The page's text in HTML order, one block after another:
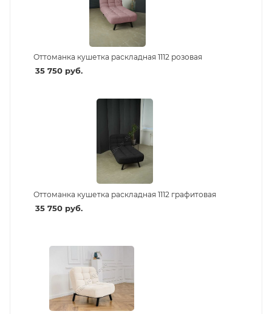
Оттоманка кушетка раскладная 1112 розовая
35 750руб.
Оттоманка кушетка раскладная 1112 графитовая
35 750руб.